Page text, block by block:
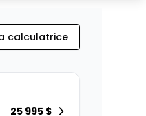
calculatrice
25 995 $